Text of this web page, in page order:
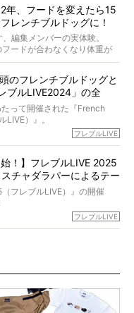
犬が成仏したことを知る方
すぎない、むしろ心がスッ
です！
けん）」。
ぜ動物専門僧侶という道を
に向き合うべきなのか。
年、フードを変えたら15
レンチブルドッグに！
編集メンバーの実体験。
ードが合わなくなり体重が
「年齢のせいですね…」と言
んなとき、我が家に届いたの
の試食品でした。
)」を食べつづけて二年、愛
お散歩をしています。
までを包み隠さず、時系列で
のフレンチブルドッグと
ブルLIVE2024」の全
って開催された『French
）』。
ブルドッグと7,000人のフレ
のロッチさん。day2の音楽フ
が出演するなど、例年以上
。全国のフレンチブルドッ
」の模様を、詳しく
フレブルLIVE
！】フレブルLIVE 2025
チャダラパーによるテー
フレブルLIVE）』の開催
いよ販売スタートです！
していますので、最後まで
フレブルLIVE